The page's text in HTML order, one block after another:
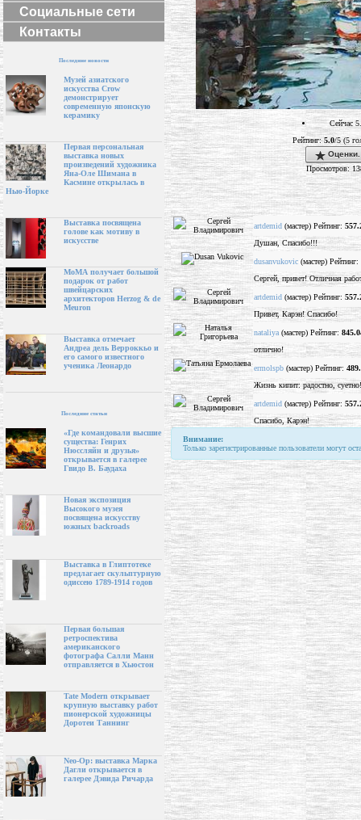
Социальные сети
Контакты
Последние новости
Музей азиатского
искусства Crow
демонстрирует
современную японскую
керамику
Первая персональная
выставка новых
произведений художника
Яна-Оле Шимана в
Касмине открылась в
Нью-Йорке
Выставка посвящена
голове как мотиву в
искусстве
МоМА получает большой
подарок от работ
швейцарских
архитекторов Herzog & de
Meuron
Выставка отмечает
Андреа дель Верроккьо и
его самого известного
ученика Леонардо
Последние статьи
«Где командовали высшие
существа: Генрих
Нюссляйн и друзья»
открывается в галерее
Гвидо В. Баудаха
Новая экспозиция
Высокого музея
посвящена искусству
южных backroads
Выставка в Глиптотеке
предлагает скульптурную
одиссею 1789-1914 годов
Первая большая
ретроспектива
американского
фотографа Салли Манн
отправляется в Хьюстон
Tate Modern открывает
крупную выставку работ
пионерской художницы
Доротеи Таннинг
Neo-Op: выставка Марка
Дагли открывается в
галерее Дэвида Ричарда
Сейчас
Рейтинг:5.0/5 (5
Оценки.
Просмотров:
artdemid (мастер) Рейтинг:
Душан, Спасибо!!!
dusanvukovic (мастер) Рейтинг:
Сергей, привет! Отличная
artdemid (мастер) Рейтинг:
Привет, Карэн! Спасибо!
nataliya (мастер) Рейтинг:
отлично!
ermolspb (мастер) Рейтинг:
Жизнь кипит: радостно,
artdemid (мастер) Рейтинг:
Спасибо, Карэн!
Внимание:
Только зарегистрированные пользователи могут